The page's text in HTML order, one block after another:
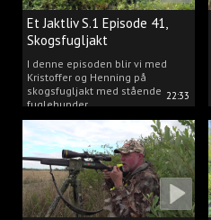
22:33
Et Jaktliv S.1 Episode 41,
Skogsfugljakt
I denne episoden blir vi med
Kristoffer og Henning på
skogsfugljakt med stående
fuglehunder.